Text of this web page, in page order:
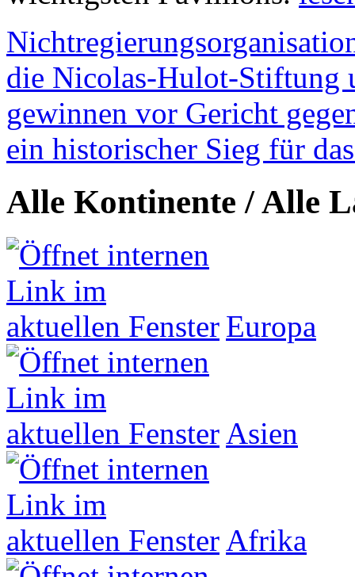
die Nicolas-Hulot-Stiftung
gewinnen vor Gericht
ein historischer Sieg für
Alle Kontinente / Alle
Europa
Asien
Afrika